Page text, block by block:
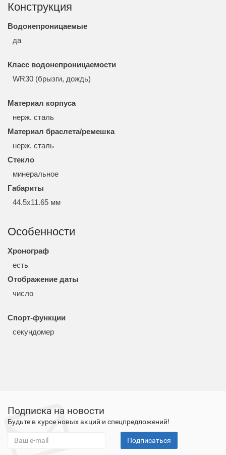
Конструкция
Водонепроницаемые
да
Класс водонепроницаемости
WR30 (брызги, дождь)
Материал корпуса
нерж. сталь
Материал браслета/ремешка
нерж. сталь
Стекло
минеральное
Габариты
44.5x11.65 мм
Особенности
Хронограф
есть
Отображение даты
число
Спорт-функции
секундомер
Подписка на новости
Будьте в курсе новых акций и спецпредложений!
Подписаться